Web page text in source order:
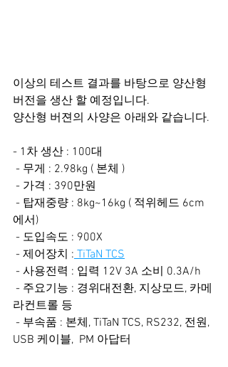
이상의 테스트 결과를 바탕으로 양산형
버전을 생산 할 예정입니다.
양산형 버젼의 사양은 아래와 같습니다.
- 1차 생산 : 100대
- 무게 : 2.98kg ( 본체 )
- 가격 : 390만원
에서)
- 도입속도 : 900X
- 제어장치 : TiTaN TCS
- 사용전력 : 입력 12V 3A 소비 0.3A/h
라컨트롤 등
USB 케이블,  PM 아답터